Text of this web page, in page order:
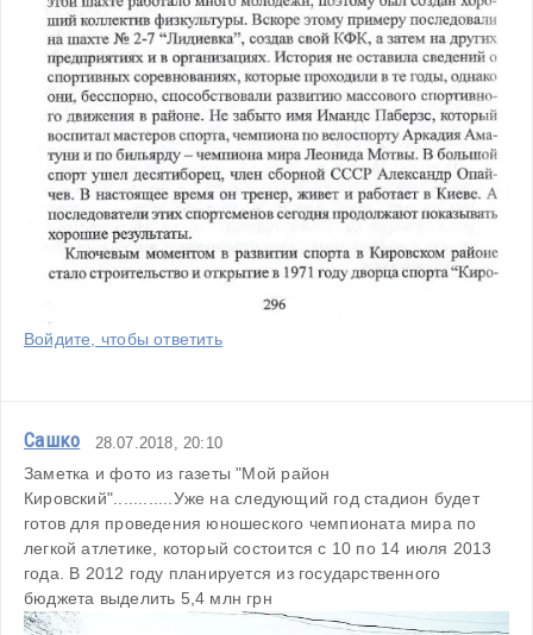
Войдите, чтобы ответить
Сашко 28.07.2018, 20:10
Заметка и фото из газеты "Мой район
Кировский"............Уже на следующий год стадион будет
готов для проведения юношеского чемпионата мира по
легкой атлетике, который состоится с 10 по 14 июля 2013
года. В 2012 году планируется из государственного